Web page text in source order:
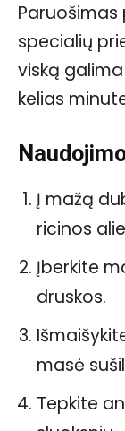
Paruošimas
specialių
viską
kelias
Į mažą
ricinos
Įberkite
druskos.
masė
Tepkite